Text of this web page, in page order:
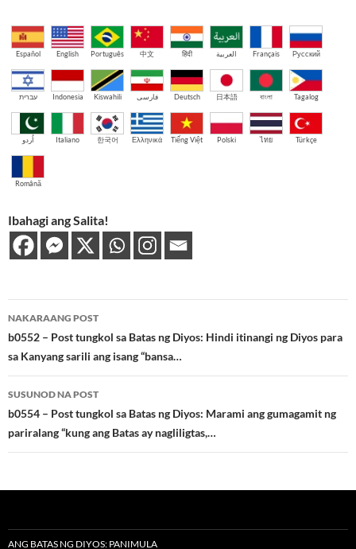
Español English Português 中文 हिंदी العربية Français Русский
עברית Indonesia Kiswahili فارسی Deutsch 日本語 বাংলা Tagalog
اُردو Italiano 한국어 Ελληνικά Tiếng Việt Polski ไทย Türkçe
Română
Ibahagi ang Salita!
Post
navigation
NAKARAANG POST
b0552 – Post tungkol sa Batas ng Diyos: Hindi itinangi ng Diyos para
sa Kanyang sarili ang isang “bansa…
SUSUNOD NA POST
b0554 – Post tungkol sa Batas ng Diyos: Marami ang gumagamit ng
pariralang “kung ang Batas ay nagliligtas,…
ANG BATAS NG DIYOS: PANIMULA